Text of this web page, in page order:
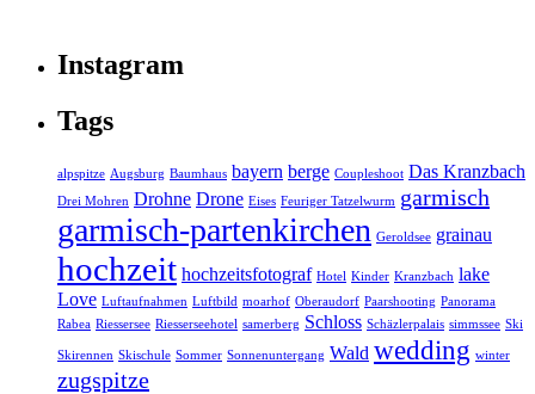
Instagram
Tags
alpspitze Augsburg Baumhaus bayern berge Coupleshoot Das Kranzbach
Drei Mohren Drohne Drone Eises Feuriger Tatzelwurm garmisch
garmisch-partenkirchen Geroldsee grainau
hochzeit hochzeitsfotograf Hotel Kinder Kranzbach lake
Love Luftaufnahmen Luftbild moarhof Oberaudorf Paarshooting Panorama
Rabea Riessersee Riesserseehotel samerberg Schloss Schäzlerpalais simmssee Ski
Skirennen Skischule Sommer Sonnenuntergang Wald wedding winter
zugspitze